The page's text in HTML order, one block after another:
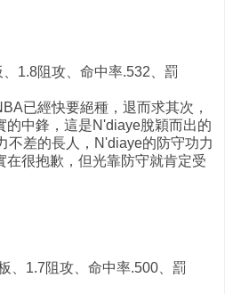
1.8阻攻、命中率.532、罰
已經快要絕種，退而求其次，
的中鋒，這是N'diaye脫穎而出的
不差的長人，N'diaye的防守功力
在很抱歉，但光靠防守就肯定受
、1.7阻攻、命中率.500、罰